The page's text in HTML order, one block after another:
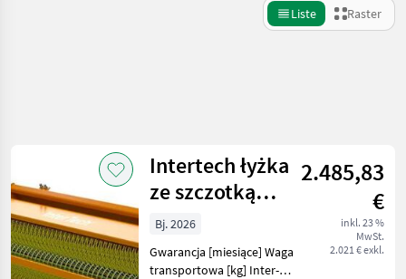
Liste Raster
Kategorie 4 Land Filter
AKTUELLER
PFAD
Kommunaltechnik
Zurücksetzen
2
Ergebnisse
anzeigen
Intertech łyżka
ze szczotką
1,8m, OZ07
2.485,83
€
inkl. 23 %
MwSt.
2.021 € exkl.
Bj. 2026
Gwarancja [miesiące] Waga
transportowa [kg] Inter-